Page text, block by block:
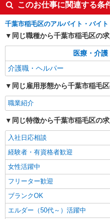
仕事の強み
【正社員
給：200,000
30,000円 ・役
善手当：
により変動）
間） ※固定残
（上記給与とは別に支給
歓迎 ・認知症
者研修 ・介
千葉市稲毛
キープ
このお仕事に関連する条
千葉市稲毛区のアルバイト・バイ
同じ職種から千葉市稲毛区の
医療・介
介護職・ヘルパー
同じ雇用形態から千葉市稲毛
職業紹介
同じ特徴から千葉市稲毛区の
入社日応相談
経験者・有資格者歓迎
女性活躍中
フリーター歓迎
ブランクOK
エルダー（50代～）活躍中